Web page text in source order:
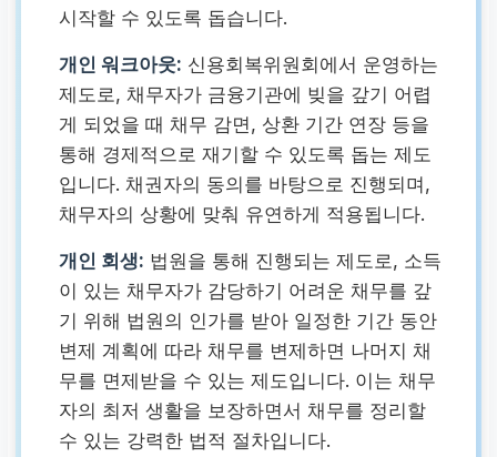
시작할 수 있도록 돕습니다.
개인 워크아웃: 신용회복위원회에서 운영하는
제도로, 채무자가 금융기관에 빚을 갚기 어렵
게 되었을 때 채무 감면, 상환 기간 연장 등을
통해 경제적으로 재기할 수 있도록 돕는 제도
입니다. 채권자의 동의를 바탕으로 진행되며,
채무자의 상황에 맞춰 유연하게 적용됩니다.
개인 회생: 법원을 통해 진행되는 제도로, 소득
이 있는 채무자가 감당하기 어려운 채무를 갚
기 위해 법원의 인가를 받아 일정한 기간 동안
변제 계획에 따라 채무를 변제하면 나머지 채
무를 면제받을 수 있는 제도입니다. 이는 채무
자의 최저 생활을 보장하면서 채무를 정리할
수 있는 강력한 법적 절차입니다.